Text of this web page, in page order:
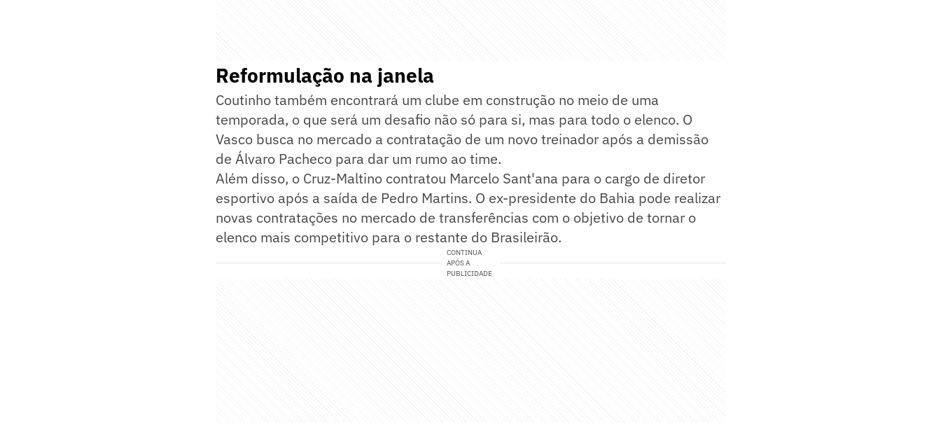
Reformulação na janela
Coutinho também encontrará um clube em construção no meio de uma
temporada, o que será um desafio não só para si, mas para todo o elenco. O
Vasco busca no mercado a contratação de um novo treinador após a demissão
de Álvaro Pacheco para dar um rumo ao time.
Além disso, o Cruz-Maltino contratou Marcelo Sant'ana para o cargo de diretor
esportivo após a saída de Pedro Martins. O ex-presidente do Bahia pode realizar
novas contratações no mercado de transferências com o objetivo de tornar o
elenco mais competitivo para o restante do Brasileirão.
CONTINUA
APÓS A
PUBLICIDADE